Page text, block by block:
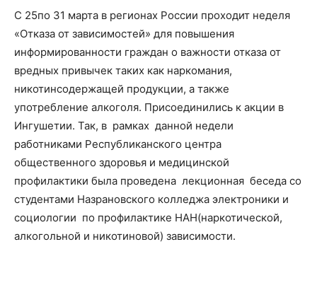
С 25по 31 марта в регионах России проходит неделя
«Отказа от зависимостей» для повышения
информированности граждан о важности отказа от
вредных привычек таких как наркомания,
никотинсодержащей продукции, а также
употребление алкоголя. Присоединились к акции в
Ингушетии. Так, в рамках данной недели
работниками Республиканского центра
общественного здоровья и медицинской
профилактики была проведена лекционная беседа со
студентами Назрановского колледжа электроники и
социологии по профилактике НАН(наркотической,
алкогольной и никотиновой) зависимости.